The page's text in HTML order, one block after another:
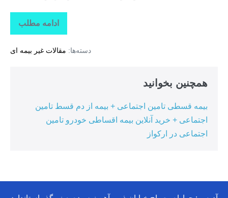
ادامه مطلب
جاذبه
های
استان
دسته‌ها: مقالات غیر بیمه ای
همچنین بخوانید
بیمه قسطی تامین اجتماعی + بیمه از دم قسط تامین
اجتماعی + خرید آنلاین بیمه اقساطی خودرو تامین
اجتماعی در ارکواز